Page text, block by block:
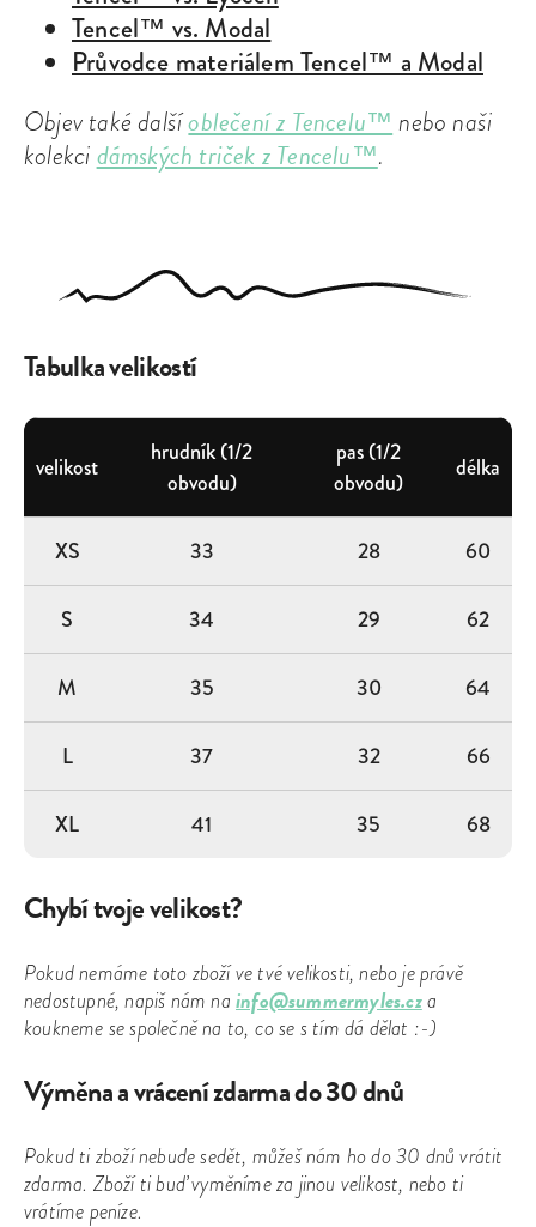
Tencel™ vs. Modal
Průvodce materiálem Tencel™ a Modal
Objev také dalšíoblečení z Tencelu™ nebo naši
kolekcidámských triček z Tencelu™.
Tabulka velikostí
velikost
hrudník (1/2
obvodu)
pas (1/2
obvodu)
délka
XS 33 28 60
S 34 29 62
M 35 30 64
L 37 32 66
XL 41 35 68
Chybí tvoje velikost?
Pokud nemáme toto zboží ve tvé velikosti, nebo je právě
nedostupné, napiš nám na info@summermyles.cza
koukneme se společně na to, co se s tím dá dělat :-)
Výměna a vrácení zdarma do 30 dnů
Pokud ti zboží nebude sedět, můžeš nám ho do 30 dnů vrátit
zdarma. Zboží ti buď vyměníme za jinou velikost, nebo ti
vrátíme peníze.